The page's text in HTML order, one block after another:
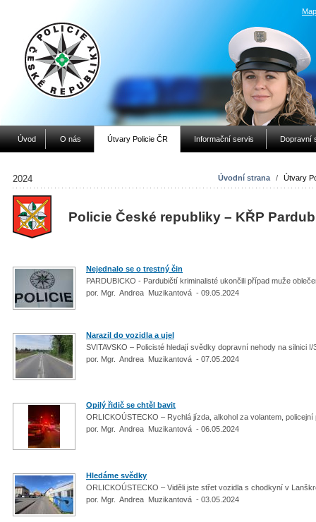
Úvod O nás Útvary Policie ČR Informační servis Dopravní
Úvodní strana / Útvary
2024
Policie České republiky – KŘP
Nejednalo se o trestný čin
PARDUBICKO - Pardubičtí kriminalisté ukončili případ muže
por. Mgr. Andrea Muzikantová - 09.05.2024
Narazil do vozidla a ujel
SVITAVSKO – Policisté hledají svědky dopravní nehody na silnici
por. Mgr. Andrea Muzikantová - 07.05.2024
Opilý řidič se chtěl bavit
ORLICKOÚSTECKO – Rychlá jízda, alkohol za volantem,
por. Mgr. Andrea Muzikantová - 06.05.2024
Hledáme svědky
ORLICKOÚSTECKO – Viděli jste střet vozidla s chodkyní v
por. Mgr. Andrea Muzikantová - 03.05.2024